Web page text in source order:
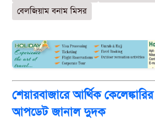
বেলজিয়াম বনাম মিসর
শেয়ারবাজারে আর্থিক
আপডেট জানাল দুদক